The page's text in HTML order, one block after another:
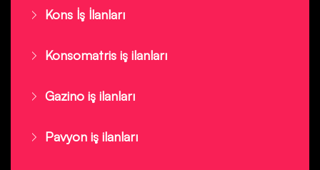
Kons İş İlanları
Konsomatris iş ilanları
Gazino iş ilanları
Pavyon iş ilanları